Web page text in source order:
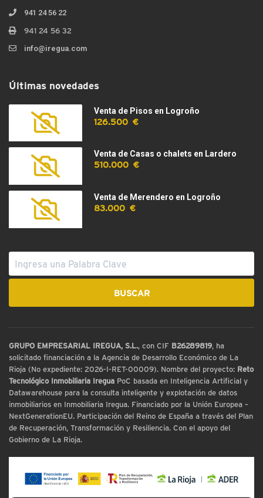
941 24 56 22
941 24 56 32
info@iregua.com
Últimas novedades
Venta de Pisos en Logroño
126.500 €
Venta de Casas o chalets en Lardero
510.000 €
Venta de Merendero en Logroño
83.000 €
GRUPO EMPRESARIAL IREGUA, S.L., con CIF B26289819, ha
solicitado financiación a la Agencia de Desarrollo Económico de La
Rioja (No expediente: 2026-I-RET-00009). Nombre del proyecto: Reto
Tecnológico Inmobiliaria Iregua PoC basada en Inteligencia Artificial y
Datawarehouse para la consulta inteligente y explotación de datos
inmobiliarios en Inmobiliaria Iregua. Financiado por la Unión Europea –
NextGenerationEU. Participación del Reino de España a través del Plan
de Recuperación, Transformación y Resiliencia. Con el apoyo del
Gobierno de La Rioja.